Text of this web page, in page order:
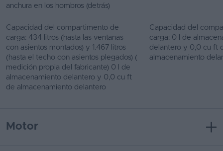
anchura en los hombros (detrás)
Capacidad del compartimento de
carga: 434 litros (hasta las ventanas
con asientos montados) y 1.467 litros
(hasta el techo con asientos plegados) (
medición propia del fabricante) 0 l de
almacenamiento delantero y 0,0 cu ft
de almacenamiento delantero
Capacidad del
carga: 0 l de
delantero y 0,0 cu ft
almacenamiento
Motor